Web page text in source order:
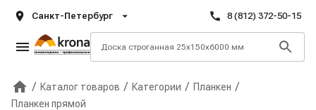
Санкт-Петербург 8 (812) 372-50-15
Главная
/ Каталог товаров / Категории / Планкен /
Планкен прямой
Крона